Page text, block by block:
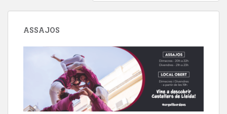
ASSAJOS